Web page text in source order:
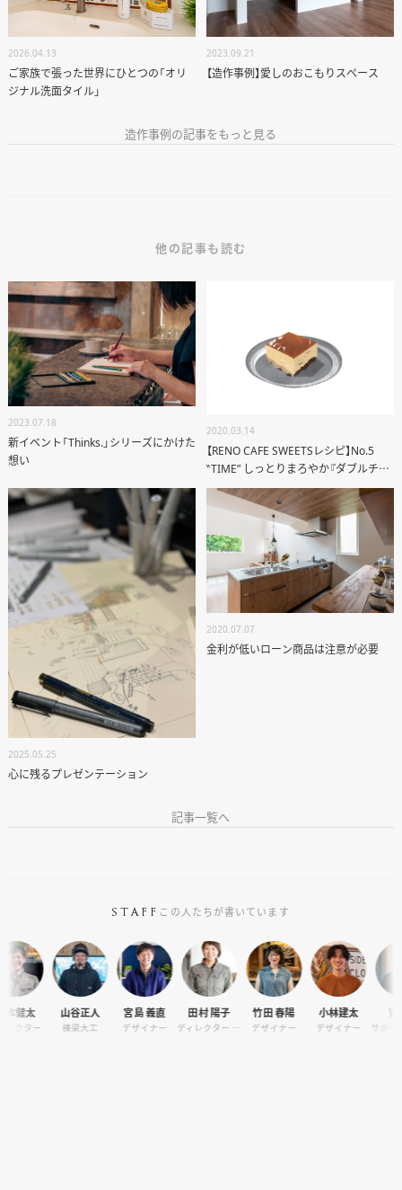
2026.04.13
ご家族で張った世界にひとつの「オリ
ジナル洗面タイル」
2023.09.21
【造作事例】愛しのおこもりスペース
造作事例の記事をもっと見る
他の記事も読む
2023.07.18
新イベント「Thinks.」シリーズにかけた
想い
2020.03.14
【RENO CAFE SWEETSレシピ】No.5
‶TIME” しっとりまろやか『ダブルチー
ズケーキ』
2025.05.25
心に残るプレゼンテーション
2020.07.07
金利が低いローン商品は注意が必要
記事一覧へ
STAFF この人たちが書いています
谷正人
梁大工
宮島 義直
デザイナー
田村 陽子 竹田 春陽
デザイナー
小林建太
デザイナー
筧麻世